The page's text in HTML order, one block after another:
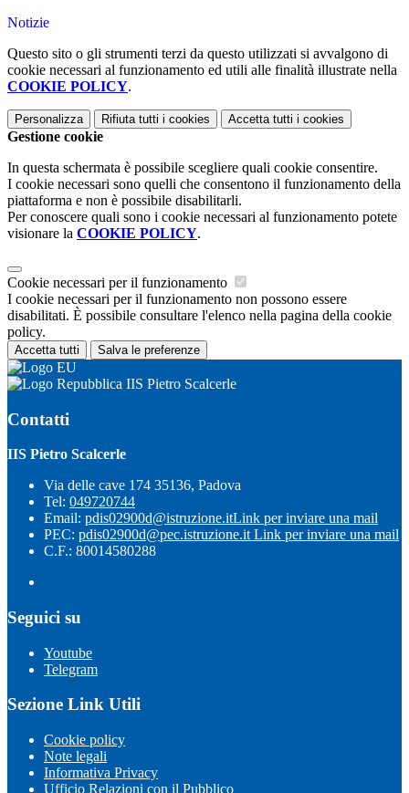
Notizie
Questo sito o gli strumenti terzi da questo utilizzati si avvalgono di
cookie necessari al funzionamento ed utili alle finalità illustrate nella
COOKIE POLICY.
Personalizza Rifiuta tutti i cookies Accetta tutti i cookies
Gestione cookie
In questa schermata è possibile scegliere quali cookie consentire.
I cookie necessari sono quelli che consentono il funzionamento della
piattaforma e non è possibile disabilitarli.
Per conoscere quali sono i cookie necessari al funzionamento potete
visionare la COOKIE POLICY.
Cookie necessari per il funzionamento
I cookie necessari per il funzionamento non possono essere
disabilitati. È possibile consultare l'elenco nella pagina della cookie
policy.
Accetta tutti Salva le preferenze
IIS Pietro Scalcerle
Contatti
IIS Pietro Scalcerle
Via delle cave 174 35136, Padova
Tel: 049720744
Email: pdis02900d@istruzione.itLink per inviare una mail
PEC: pdis02900d@pec.istruzione.it Link per inviare una mail
C.F.: 80014580288
Seguici su
Youtube
Telegram
Sezione Link Utili
Cookie policy
Note legali
Informativa Privacy
Ufficio Relazioni con il Pubblico